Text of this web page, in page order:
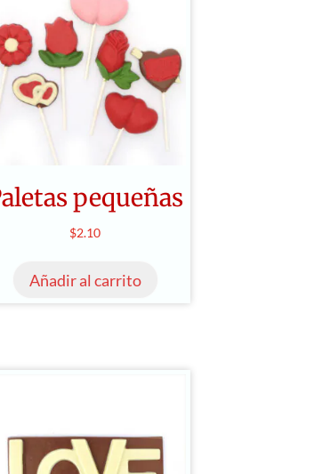
pequeñas
$2.10
Añadir al carrito